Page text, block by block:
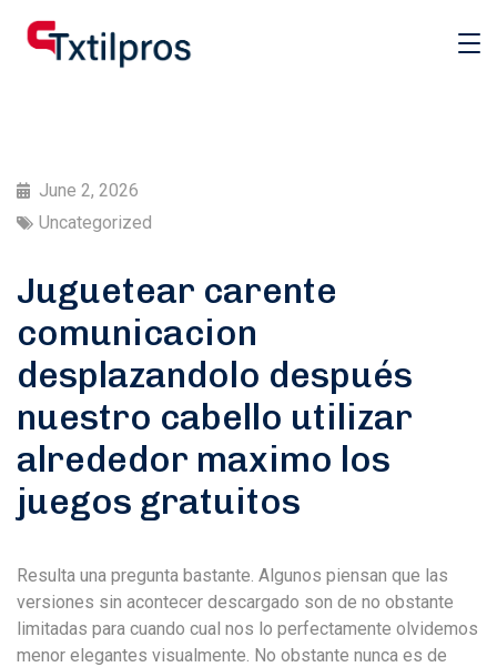
June 2, 2026
Uncategorized
Juguetear carente
comunicacion
desplazandolo después
nuestro cabello utilizar
alrededor maximo los
juegos gratuitos
Resulta una pregunta bastante. Algunos piensan que las
versiones sin acontecer descargado son de no obstante
limitadas para cuando cual nos lo perfectamente olvidemos
menor elegantes visualmente. No obstante nunca es de